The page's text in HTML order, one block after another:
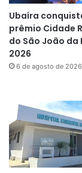
Ubaíra
prêmio Cidade
do São João da
2026
6 de agosto de 2026